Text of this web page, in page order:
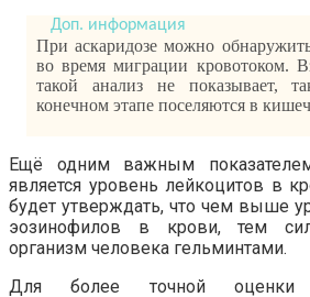
При аскаридозе можно
во время миграции кровотоком.
такой анализ не показывает,
конечном этапе поселяются в
Ещё одним важным
является уровень лейкоцитов в
будет утверждать, что чем выше
эозинофилов в крови, тем
организм человека гельминтами.
Для более точной оценки